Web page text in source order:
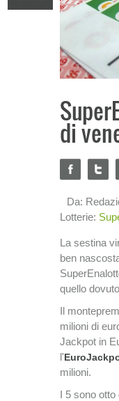
di
Da:
Lotterie:
La sestina
ben
quello
Il
milioni di
Jackpot in
l'
milioni.
I 5 sono